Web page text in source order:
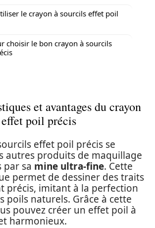
le crayon à sourcils effet poil
choisir le bon crayon à sourcils
et avantages du crayon
poil précis
effet poil précis se
autres produits de maquillage
par sa mine ultra-fine. Cette
permet de dessiner des traits
précis, imitant à la perfection
poils naturels. Grâce à cette
pouvez créer un effet poil à
harmonieux.